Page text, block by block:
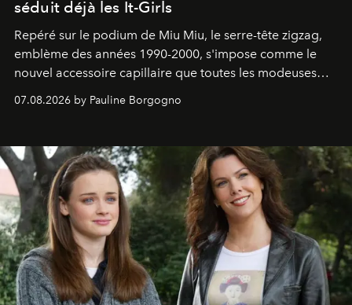
séduit déjà les It-Girls
Repéré sur le podium de Miu Miu, le serre-tête zigzag,
emblème des années 1990-2000, s'impose comme le
nouvel accessoire capillaire que toutes les modeuses
s'arrachent déjà.
07.08.2026 by Pauline Borgogno